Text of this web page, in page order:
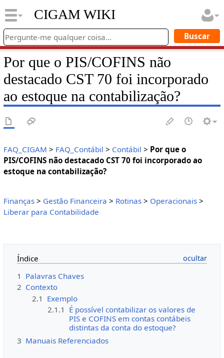
CIGAM WIKI
Por que o PIS/COFINS não
destacado CST 70 foi incorporado
ao estoque na contabilização?
FAQ_CIGAM > FAQ_Contábil > Contábil > Por que o
PIS/COFINS não destacado CST 70 foi incorporado ao
estoque na contabilização?
Finanças> Gestão Financeira > Rotinas> Operacionais>
Liberar para Contabilidade
Índice
1 Palavras Chaves
2 Contexto
2.1 Exemplo
2.1.1 É possível contabilizar os valores de
PIS e COFINS em contas contábeis
distintas da conta do estoque?
3 Manuais Referenciados